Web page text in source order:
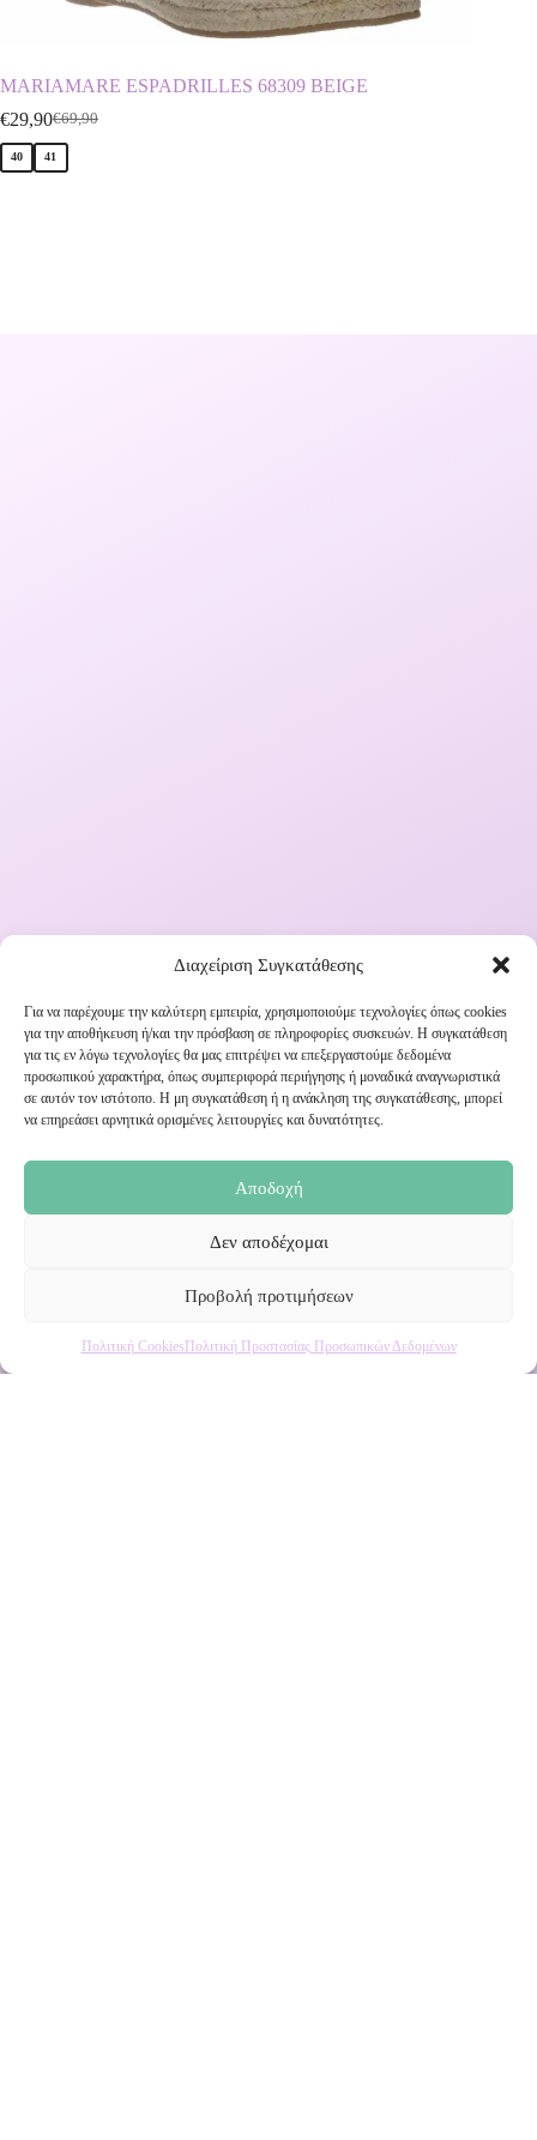
Διαχείριση Συγκατάθεσης
Για να παρέχουμε την καλύτερη εμπειρία, χρησιμοποιούμε τεχνολογίες όπως cookies
για την αποθήκευση ή/και την πρόσβαση σε πληροφορίες συσκευών. Η συγκατάθεση
για τις εν λόγω τεχνολογίες θα μας επιτρέψει να επεξεργαστούμε δεδομένα
προσωπικού χαρακτήρα, όπως συμπεριφορά περιήγησης ή μοναδικά αναγνωριστικά
σε αυτόν τον ιστότοπο. Η μη συγκατάθεση ή η ανάκληση της συγκατάθεσης, μπορεί
να επηρεάσει αρνητικά ορισμένες λειτουργίες και δυνατότητες.
Αποδοχή
Δεν αποδέχομαι
Προβολή προτιμήσεων
Πολιτική Cookies Πολιτική Προστασίας Προσωπικών Δεδομένων
MARIAMARE ESPADRILLES 68309 BEIGE
€69,90
€29,90
40 41
Εγγραφή στο Newsletter μας
Ενημερωθείτε πρώτοι για εκπτώσεις και αποκλειστικές